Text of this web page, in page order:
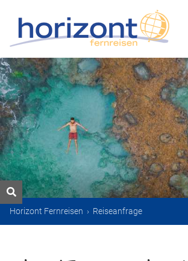
Horizont Fernreisen › Reiseanfrage